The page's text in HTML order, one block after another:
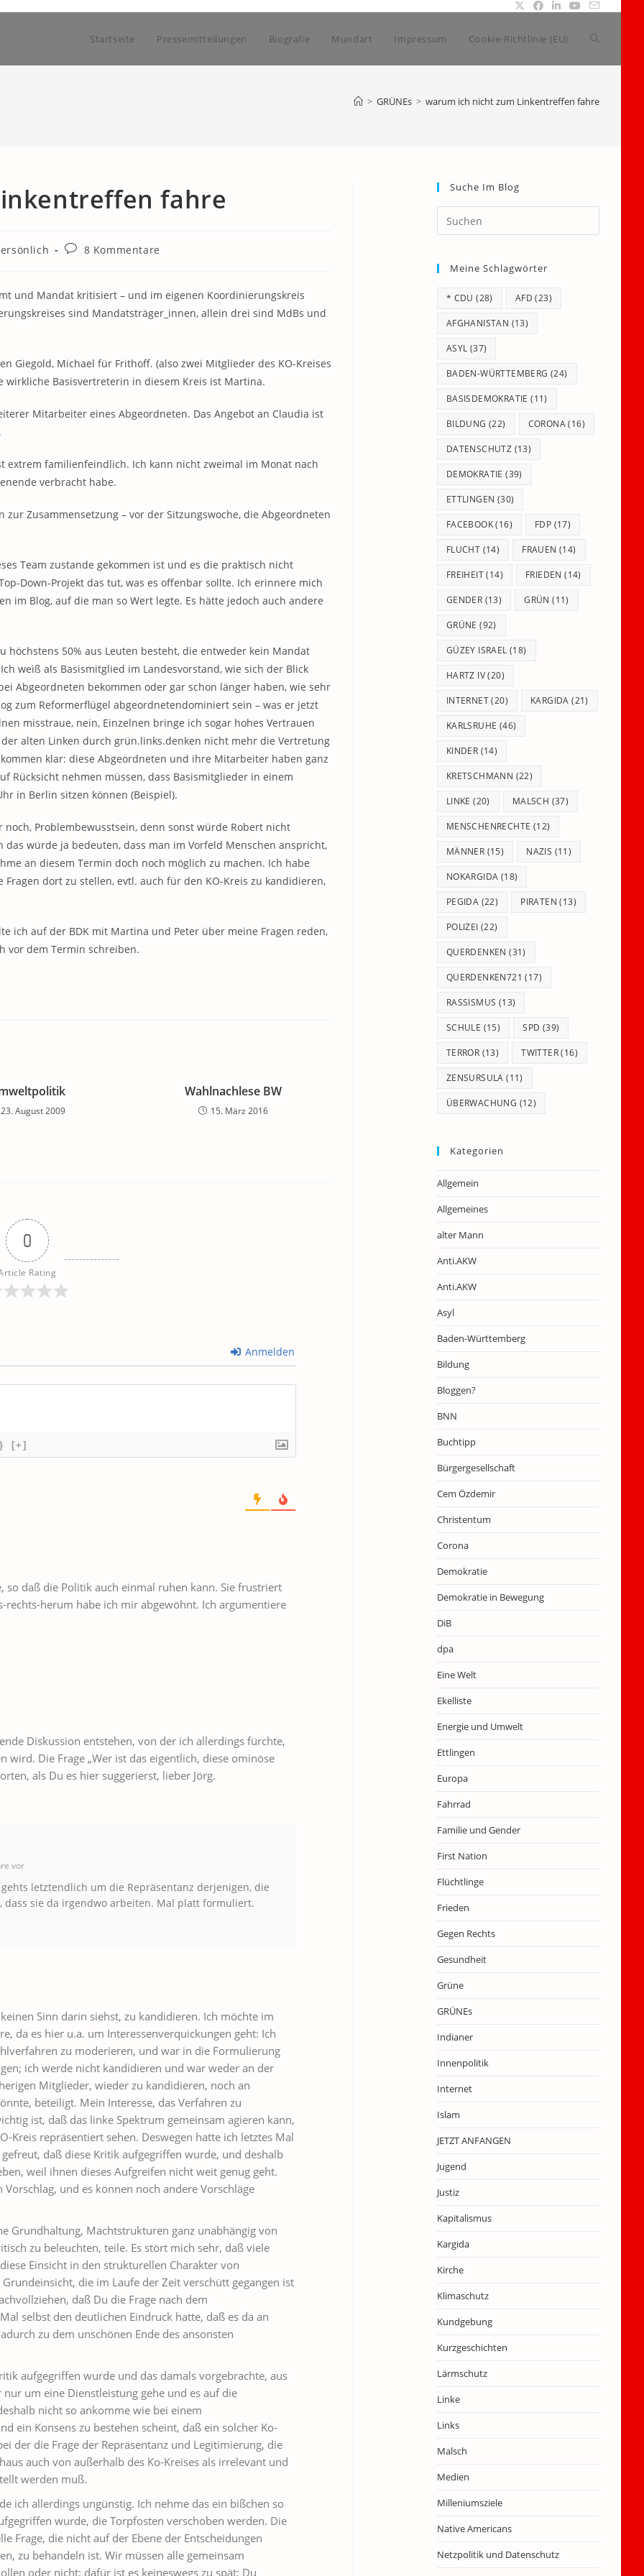
Startseite Pressemitteilungen Biografie Mundart Impressum Cookie-Richtlinie (EU) Website-
> GRÜNEs > warum ich nicht zum Linkentreffen fahre
fahre
Beitrags-
8 Kommentare
und Mandat kritisiert – und im eigenen Koordinierungskreis
sind Mandatsträger_innen, allein drei sind MdBs und
Giegold, Michael für Frithoff. (also zwei Mitglieder des KO-Kreises
Basisvertreterin in diesem Kreis ist Martina.
Mitarbeiter eines Abgeordneten. Das Angebot an Claudia ist
extrem familienfeindlich. Ich kann nicht zweimal im Monat nach
verbracht habe.
Zusammensetzung – vor der Sitzungswoche, die Abgeordneten
Team zustande gekommen ist und es die praktisch nicht
Down-Projekt das tut, was es offenbar sollte. Ich erinnere mich
im Blog, auf die man so Wert legte. Es hätte jedoch auch andere
50% aus Leuten besteht, die entweder kein Mandat
weiß als Basismitglied im Landesvorstand, wie sich der Blick
Abgeordneten bekommen oder gar schon länger haben, wie sehr
zum Reformerflügel abgeordnetendominiert sein – was er jetzt
misstraue, nein, Einzelnen bringe ich sogar hohes Vertrauen
alten Linken durch grün.links.denken nicht mehr die Vertretung
klar: diese Abgeordneten und ihre Mitarbeiter haben ganz
Rücksicht nehmen müssen, dass Basismitglieder in einem
in Berlin sitzen können (Beispiel).
Problembewusstsein, denn sonst würde Robert nicht
würde ja bedeuten, dass man im Vorfeld Menschen anspricht,
an diesem Termin doch noch möglich zu machen. Ich habe
dort zu stellen, evtl. auch für den KO-Kreis zu kandidieren,
ich auf der BDK mit Martina und Peter über meine Fragen reden,
vor dem Termin schreiben.
23. August 2009
Wahlnachlese BW
15. März 2016
0
Rating
Anmelden
[+]
so daß die Politik auch einmal ruhen kann. Sie frustriert
herum habe ich mir abgewöhnt. Ich argumentiere
Diskussion entstehen, von der ich allerdings fürchte,
wird. Die Frage „Wer ist das eigentlich, diese ominöse
als Du es hier suggerierst, lieber Jörg.
vor
letztendlich um die Repräsentanz derjenigen, die
dass sie da irgendwo arbeiten. Mal platt formuliert.
Sinn darin siehst, zu kandidieren. Ich möchte im
da es hier u.a. um Interessenverquickungen geht: Ich
zu moderieren, und war in die Formulierung
ich werde nicht kandidieren und war weder an der
Mitglieder, wieder zu kandidieren, noch an
beteiligt. Mein Interesse, das Verfahren zu
ist, daß das linke Spektrum gemeinsam agieren kann,
Kreis repräsentiert sehen. Deswegen hatte ich letztes Mal
daß diese Kritik aufgegriffen wurde, und deshalb
weil ihnen dieses Aufgreifen nicht weit genug geht.
und es können noch andere Vorschläge
Grundhaltung, Machtstrukturen ganz unabhängig von
zu beleuchten, teile. Es stört mich sehr, daß viele
Einsicht in den strukturellen Charakter von
die im Laufe der Zeit verschütt gegangen ist
daß Du die Frage nach dem
selbst den deutlichen Eindruck hatte, daß es da an
zu dem unschönen Ende des ansonsten
aufgegriffen wurde und das damals vorgebrachte, aus
um eine Dienstleistung gehe und es auf die
nicht so ankomme wie bei einem
ein Konsens zu bestehen scheint, daß ein solcher Ko-
der die Frage der Repräsentanz und Legitimierung, die
auch von außerhalb des Ko-Kreises als irrelevant und
werden muß.
ich allerdings ungünstig. Ich nehme das ein bißchen so
wurde, die Torpfosten verschoben werden. Die
Frage, die nicht auf der Ebene der Entscheidungen
zu behandeln ist. Wir müssen alle gemeinsam
oder nicht; dafür ist es keineswegs zu spät; Du
Suche Im Blog
Escape
Meine Schlagwörter
* CDU (28) AFD (23)
AFGHANISTAN (13)
ASYL (37)
BADEN-WÜRTTEMBERG (24)
BASISDEMOKRATIE (11)
BILDUNG (22) CORONA(16)
DATENSCHUTZ (13)
DEMOKRATIE (39)
ETTLINGEN (30)
FACEBOOK(16) FDP (17)
FLUCHT (14) FRAUEN (14)
FREIHEIT(14) FRIEDEN (14)
GENDER (13) GRÜN (11)
GRÜNE (92)
GÜZEY ISRAEL (18)
HARTZ IV(20)
INTERNET(20) KARGIDA (21)
KARLSRUHE (46)
KINDER (14)
KRETSCHMANN (22)
LINKE (20) MALSCH (37)
MENSCHENRECHTE (12)
MÄNNER (15) NAZIS (11)
NOKARGIDA (18)
PEGIDA (22) PIRATEN (13)
POLIZEI (22)
QUERDENKEN (31)
QUERDENKEN721 (17)
RASSISMUS (13)
SCHULE (15) SPD (39)
TERROR (13) TWITTER(16)
ZENSURSULA (11)
ÜBERWACHUNG (12)
Kategorien
Allgemein
Allgemeines
alter Mann
Anti.AKW
Anti.AKW
Asyl
Baden-Württemberg
Bildung
Bloggen?
BNN
Buchtipp
Bürgergesellschaft
Cem Özdemir
Christentum
Corona
Demokratie
Demokratie in Bewegung
DiB
dpa
Eine Welt
Ekelliste
Energie und Umwelt
Ettlingen
Europa
Fahrrad
Familie und Gender
First Nation
Flüchtlinge
Frieden
Gegen Rechts
Gesundheit
Grüne
GRÜNEs
Indianer
Innenpolitik
Internet
Islam
JETZT ANFANGEN
Jugend
Justiz
Kapitalismus
Kargida
Kirche
Klimaschutz
Kundgebung
Kurzgeschichten
Lärmschutz
Linke
Links
Malsch
Medien
Milleniumsziele
Native Americans
Netzpolitik und Datenschutz